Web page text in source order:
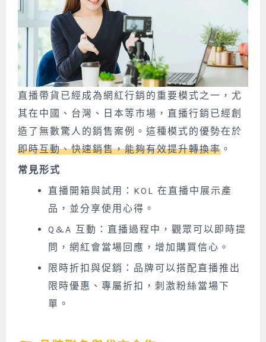
直播帶貨已經成為網紅行銷的重要模式之一，尤
其在中國、台灣、日本等市場，直播行銷已經創
造了無數驚人的銷售案例。這種模式的優勢在於
即時互動、快速銷售，能夠有效提升轉換率 。
常見形式
直播開箱與試用：KOL 在直播中展示產
品，並分享使用心得。
Q&A 互動：直播過程中，觀眾可以即時提
問，網紅會當場回應，增加購買信心。
限時折扣與促銷：品牌可以搭配直播推出
限時優惠、專屬折扣，刺激粉絲當場下
單。